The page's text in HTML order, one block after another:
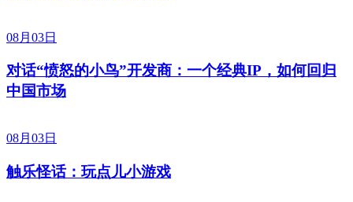
08月03日
对话“愤怒的小鸟”开发商：一个经典IP，如何回归
中国市场
08月03日
触乐怪话：玩点儿小游戏